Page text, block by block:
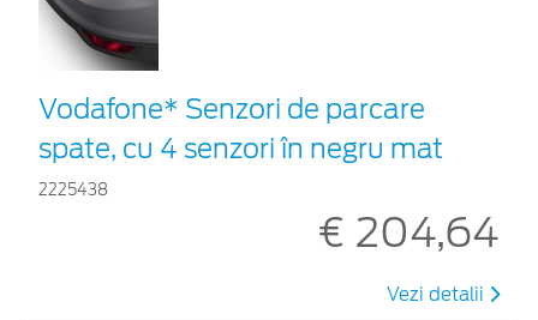
Vodafone* Senzori de parcare
spate, cu 4 senzori în negru mat
2225438
€ 204,64
Vezi detalii